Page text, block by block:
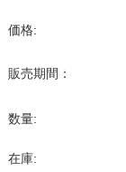
価格:
販売期間：
数量:
在庫: